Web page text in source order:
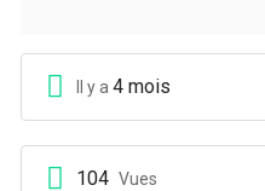
Il y a 4 mois
104 Vues